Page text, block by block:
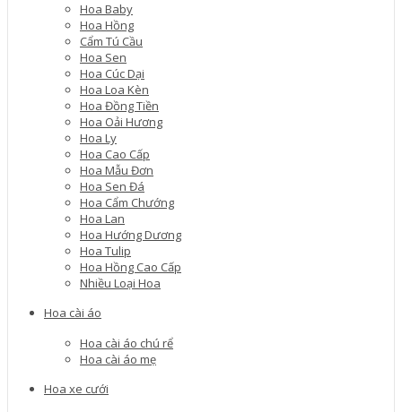
Hoa Baby
Hoa Hồng
Cẩm Tú Cầu
Hoa Sen
Hoa Cúc Dại
Hoa Loa Kèn
Hoa Đồng Tiền
Hoa Oải Hương
Hoa Ly
Hoa Cao Cấp
Hoa Mẫu Đơn
Hoa Sen Đá
Hoa Cẩm Chướng
Hoa Lan
Hoa Hướng Dương
Hoa Tulip
Hoa Hồng Cao Cấp
Nhiều Loại Hoa
Hoa cài áo
Hoa cài áo chú rể
Hoa cài áo mẹ
Hoa xe cưới